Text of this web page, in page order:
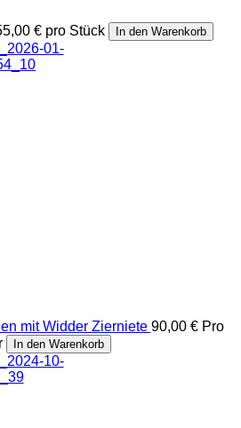
€ pro Stück In den Warenkorb
mit Widder Zierniete 90,00 € Pro
In den Warenkorb